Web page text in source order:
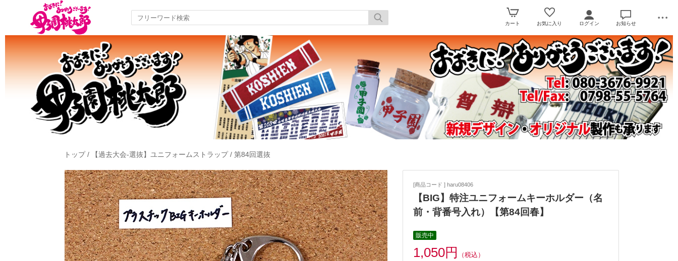
カート お気に入り ログイン お知らせ
トップ/ 【過去大会-選抜】ユニフォームストラップ/ 第84回選抜
[商品コード ] haru08406
【BIG】特注ユニフォームキーホルダー（名
前・背番号入れ）【第84回春】
販売中
1,050円 （税込）